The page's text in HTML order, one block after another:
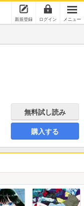
新規登録 ログイン メニュー
無料試し読み
購入する